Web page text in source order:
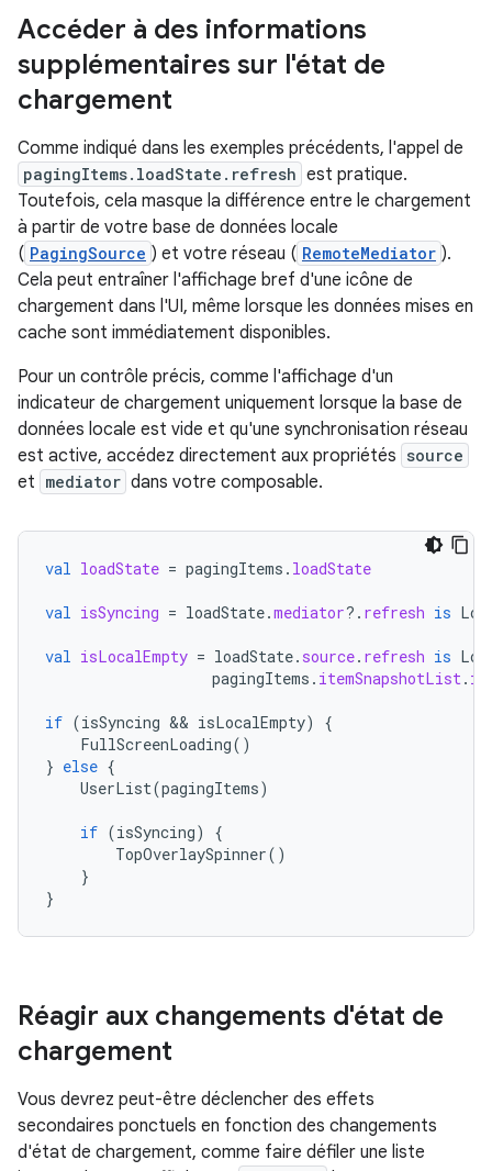
Accéder à des informations
supplémentaires sur l'état de
chargement
Comme indiqué dans les exemples précédents, l'appel de
pagingItems.loadState.refresh est pratique.
Toutefois, cela masque la différence entre le chargement
à partir de votre base de données locale
( PagingSource ) et votre réseau ( RemoteMediator ).
Cela peut entraîner l'affichage bref d'une icône de
chargement dans l'UI, même lorsque les données mises en
cache sont immédiatement disponibles.
Pour un contrôle précis, comme l'affichage d'un
indicateur de chargement uniquement lorsque la base de
données locale est vide et qu'une synchronisation réseau
est active, accédez directement aux propriétés source
et mediator dans votre composable.
val loadState = pagingItems . loadState
val isSyncing = loadState.mediator?. refresh is
val isLocalEmpty = loadState. source. refresh is
pagingItems . itemSnapshotList.
if (isSyncing && isLocalEmpty)
{
FullScreenLoading()
} else {
UserList(pagingItems)
if (isSyncing)
{
TopOverlaySpinner()
}
}
Réagir aux changements d'état de
chargement
Vous devrez peut-être déclencher des effets
secondaires ponctuels en fonction des changements
d'état de chargement, comme faire défiler une liste